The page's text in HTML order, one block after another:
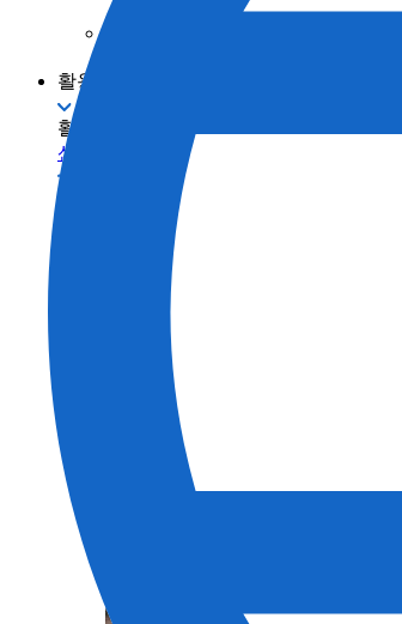
활용 사례
활용 사례
산업